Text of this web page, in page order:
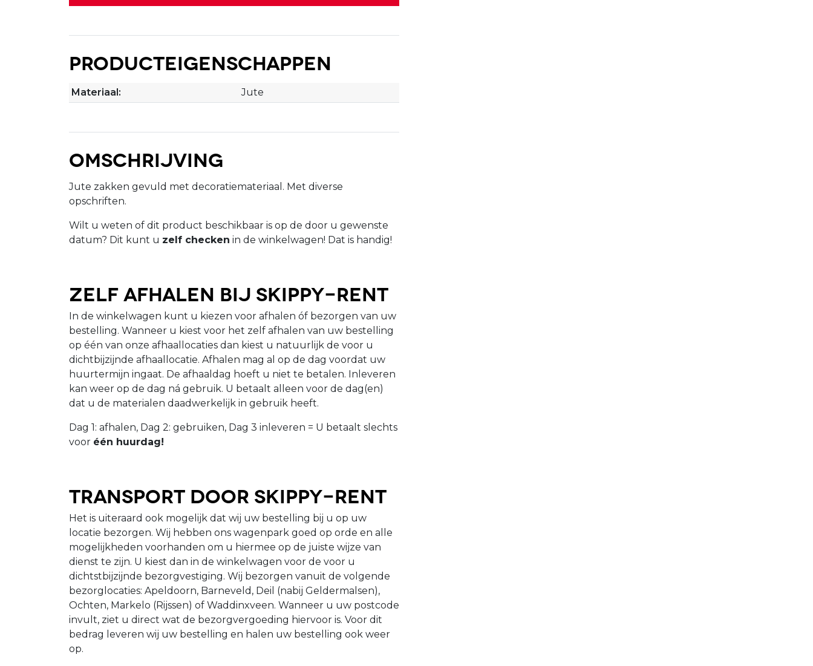
Producteigenschappen
Materiaal: Jute
Omschrijving
Jute zakken gevuld met decoratiemateriaal. Met diverse
opschriften.
Wilt u weten of dit product beschikbaar is op de door u gewenste
datum? Dit kunt u zelf checken in de winkelwagen! Dat is handig!
Zelf afhalen bij Skippy-Rent
In de winkelwagen kunt u kiezen voor afhalen óf bezorgen van uw
bestelling. Wanneer u kiest voor het zelf afhalen van uw bestelling
op één van onze afhaallocaties dan kiest u natuurlijk de voor u
dichtbijzijnde afhaallocatie. Afhalen mag al op de dag voordat uw
huurtermijn ingaat. De afhaaldag hoeft u niet te betalen. Inleveren
kan weer op de dag ná gebruik. U betaalt alleen voor de dag(en)
dat u de materialen daadwerkelijk in gebruik heeft.
Dag 1: afhalen, Dag 2: gebruiken, Dag 3 inleveren = U betaalt slechts
voor één huurdag!
Transport door Skippy-Rent
Het is uiteraard ook mogelijk dat wij uw bestelling bij u op uw
locatie bezorgen. Wij hebben ons wagenpark goed op orde en alle
mogelijkheden voorhanden om u hiermee op de juiste wijze van
dienst te zijn. U kiest dan in de winkelwagen voor de voor u
dichtstbijzijnde bezorgvestiging. Wij bezorgen vanuit de volgende
bezorglocaties: Apeldoorn, Barneveld, Deil (nabij Geldermalsen),
Ochten, Markelo (Rijssen) of Waddinxveen. Wanneer u uw postcode
invult, ziet u direct wat de bezorgvergoeding hiervoor is. Voor dit
bedrag leveren wij uw bestelling en halen uw bestelling ook weer
op.